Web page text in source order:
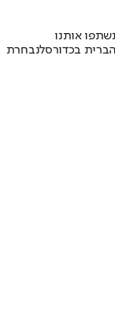
אותנו
בכדורסלנבחרת